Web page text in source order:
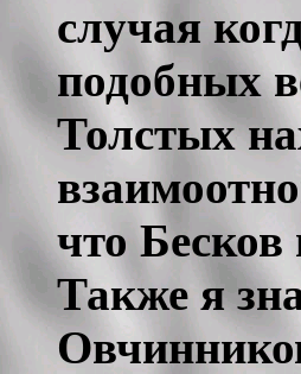
случая
подобных
Толстых
что
Также я